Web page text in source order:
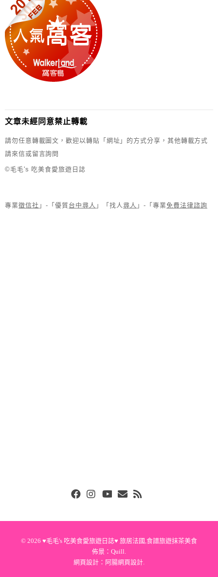
文章未經同意禁止轉載
請勿任意轉載圖文，歡迎以轉貼「網址」的方式分享，其他轉載方式
請來信或留言詢問
©毛毛's 吃美食愛旅遊日誌
專業徵信社 」-「優質台中尋人 」「找人 尋人 」-「專業免費法律諮詢
© 2026 ♥毛毛's 吃美食愛旅遊日誌♥ 旅居法國,食譜旅遊抹茶美食
佈景： Quill
網頁設計： 阿腸網頁設計